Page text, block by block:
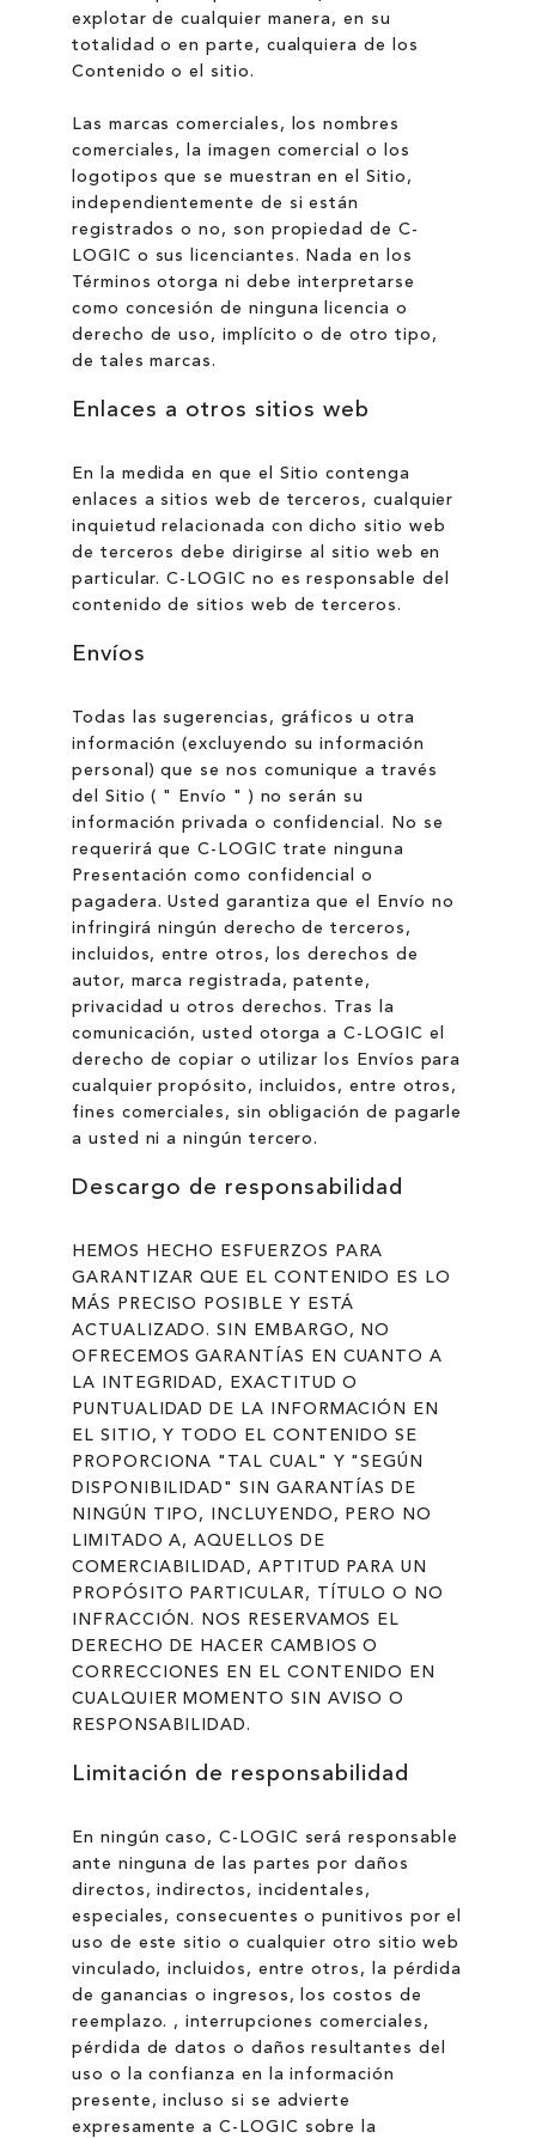
explotar de cualquier manera, en su
totalidad o en parte, cualquiera de los
Contenido o el sitio.
Las marcas comerciales, los nombres
comerciales, la imagen comercial o los
logotipos que se muestran en el Sitio,
independientemente de si están
registrados o no, son propiedad de C-
LOGIC o sus licenciantes. Nada en los
Términos otorga ni debe interpretarse
como concesión de ninguna licencia o
derecho de uso, implícito o de otro tipo,
de tales marcas.
Enlaces a otros sitios web
En la medida en que el Sitio contenga
enlaces a sitios web de terceros, cualquier
inquietud relacionada con dicho sitio web
de terceros debe dirigirse al sitio web en
particular. C-LOGIC no es responsable del
contenido de sitios web de terceros.
Envíos
Todas las sugerencias, gráficos u otra
información (excluyendo su información
personal) que se nos comunique a través
del Sitio ( " Envío " ) no serán su
información privada o confidencial. No se
requerirá que C-LOGIC trate ninguna
Presentación como confidencial o
pagadera. Usted garantiza que el Envío no
infringirá ningún derecho de terceros,
incluidos, entre otros, los derechos de
autor, marca registrada, patente,
privacidad u otros derechos. Tras la
comunicación, usted otorga a C-LOGIC el
derecho de copiar o utilizar los Envíos para
cualquier propósito, incluidos, entre otros,
fines comerciales, sin obligación de pagarle
a usted ni a ningún tercero.
Descargo de responsabilidad
HEMOS HECHO ESFUERZOS PARA
GARANTIZAR QUE EL CONTENIDO ES LO
MÁS PRECISO POSIBLE Y ESTÁ
ACTUALIZADO. SIN EMBARGO, NO
OFRECEMOS GARANTÍAS EN CUANTO A
LA INTEGRIDAD, EXACTITUD O
PUNTUALIDAD DE LA INFORMACIÓN EN
EL SITIO, Y TODO EL CONTENIDO SE
PROPORCIONA "TAL CUAL" Y "SEGÚN
DISPONIBILIDAD" SIN GARANTÍAS DE
NINGÚN TIPO, INCLUYENDO, PERO NO
LIMITADO A, AQUELLOS DE
COMERCIABILIDAD, APTITUD PARA UN
PROPÓSITO PARTICULAR, TÍTULO O NO
INFRACCIÓN. NOS RESERVAMOS EL
DERECHO DE HACER CAMBIOS O
CORRECCIONES EN EL CONTENIDO EN
CUALQUIER MOMENTO SIN AVISO O
RESPONSABILIDAD.
Limitación de responsabilidad
En ningún caso, C-LOGIC será responsable
ante ninguna de las partes por daños
directos, indirectos, incidentales,
especiales, consecuentes o punitivos por el
uso de este sitio o cualquier otro sitio web
vinculado, incluidos, entre otros, la pérdida
de ganancias o ingresos, los costos de
reemplazo. , interrupciones comerciales,
pérdida de datos o daños resultantes del
uso o la confianza en la información
presente, incluso si se advierte
expresamente a C-LOGIC sobre la